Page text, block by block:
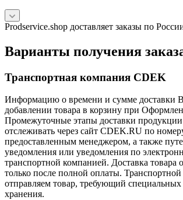
Prodservice.shop доставляет заказы по
Варианты получения
Транспортная компания CDEK
Информацию о времени и сумме доставки
добавлении товара в корзину при
Промежуточные этапы доставки
отслеживать через сайт CDEK.RU по
предоставленным менеджером, а также
уведомления или уведомления по
транспортной компанией. Доставка товара
только после полной оплаты.
отправляем товар, требующий специальных
хранения.